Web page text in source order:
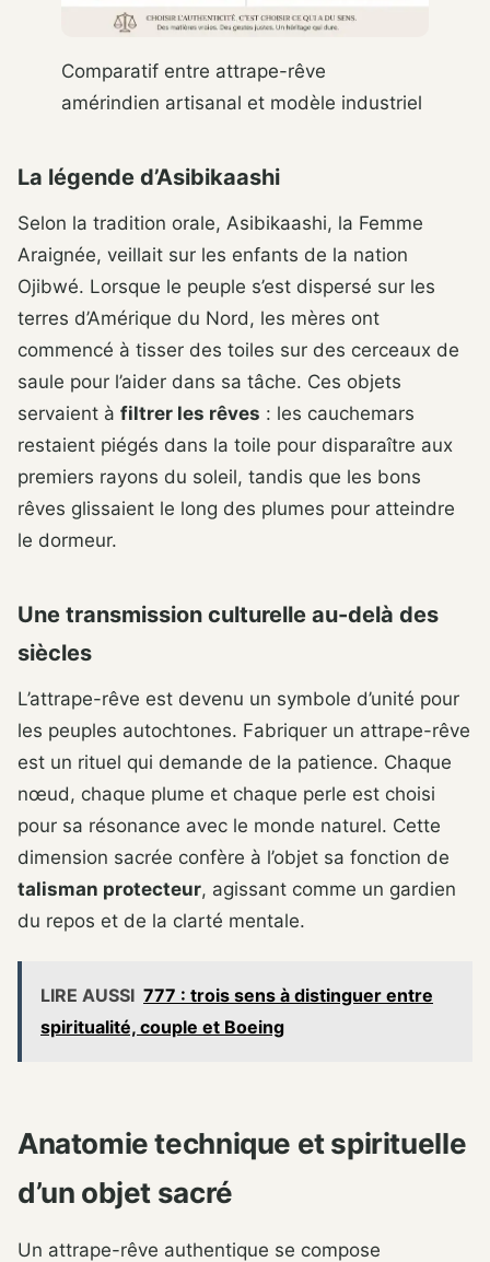
Comparatif entre attrape-rêve
amérindien artisanal et modèle industriel
La légende d’Asibikaashi
Selon la tradition orale, Asibikaashi, la Femme
Araignée, veillait sur les enfants de la nation
Ojibwé. Lorsque le peuple s’est dispersé sur les
terres d’Amérique du Nord, les mères ont
commencé à tisser des toiles sur des cerceaux de
saule pour l’aider dans sa tâche. Ces objets
servaient à filtrer les rêves : les cauchemars
restaient piégés dans la toile pour disparaître aux
premiers rayons du soleil, tandis que les bons
rêves glissaient le long des plumes pour atteindre
le dormeur.
Une transmission culturelle au-delà des
siècles
L’attrape-rêve est devenu un symbole d’unité pour
les peuples autochtones. Fabriquer un attrape-rêve
est un rituel qui demande de la patience. Chaque
nœud, chaque plume et chaque perle est choisi
pour sa résonance avec le monde naturel. Cette
dimension sacrée confère à l’objet sa fonction de
talisman protecteur, agissant comme un gardien
du repos et de la clarté mentale.
LIRE AUSSI 777 : trois sens à distinguer entre
spiritualité, couple et Boeing
Anatomie technique et spirituelle
d’un objet sacré
Un attrape-rêve authentique se compose